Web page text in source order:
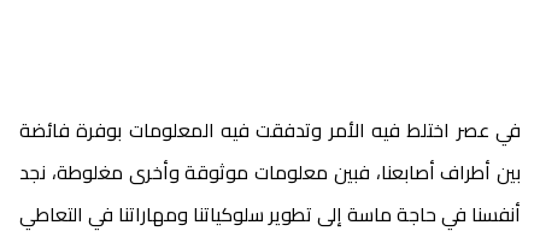
في عصر اختلط فيه الأمر وتدفقت فيه المعلومات بوفرة فائضة
بين أطراف أصابعنا، فبين معلومات موثوقة وأخرى مغلوطة، نجد
أنفسنا في حاجة ماسة إلى تطوير سلوكياتنا ومهاراتنا في التعاطي